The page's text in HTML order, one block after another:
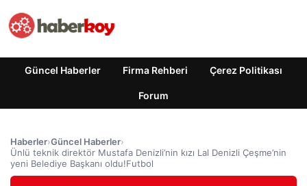
Güncel Haberler Firma Rehberi Çerez Politikası
Forum
Haberler›Güncel Haberler›
Ünlü teknik direktör Mustafa Denizli’nin kızı Lal Denizli Çeşme’nin
yeni Belediye Başkanı oldu!Futbol